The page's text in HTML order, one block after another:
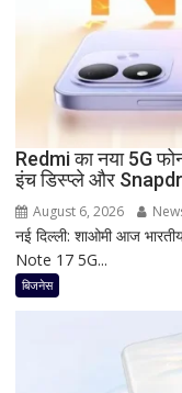
Redmi का नया 5G
इंच डिस्प्ले और
August 6, 2026
नई दिल्ली: शाओमी आज
Note 17 5G...
बिजनेस